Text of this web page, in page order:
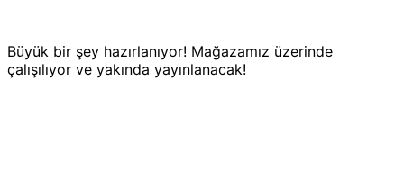
Büyük bir şey hazırlanıyor! Mağazamız üzerinde
çalışılıyor ve yakında yayınlanacak!